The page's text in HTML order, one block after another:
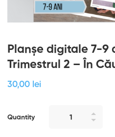
Planșe digitale 7-9
Trimestrul 2 – În
30,00 lei
Quantity